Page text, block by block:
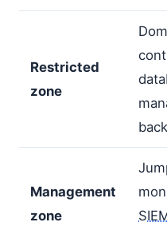
Restricted
zone
Management
zone